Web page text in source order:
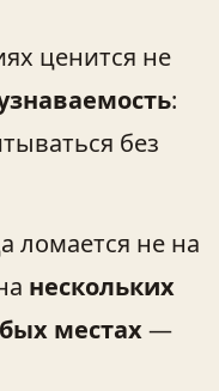
ценится не
:
без
ломается не на
нескольких
местах—